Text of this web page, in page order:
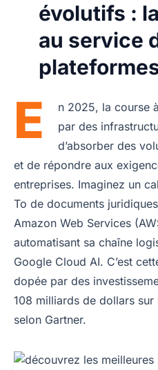
évolutifs :
au service
E
n 2025, la course
par des
d’absorber des
et de répondre aux
entreprises. Imaginez un
To de documents
Amazon Web Services
automatisant sa chaîne
Google Cloud AI. C’est
dopée par des
108 milliards de dollars
selon Gartner.